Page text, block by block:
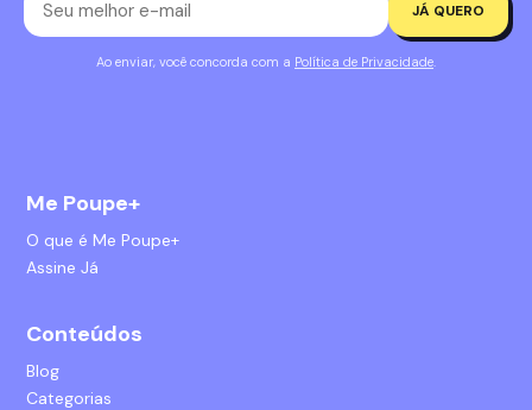
JÁ QUERO
Ao enviar, você concorda com a Política de Privacidade.
Me Poupe+
O que é Me Poupe+
Assine Já
Conteúdos
Blog
Categorias